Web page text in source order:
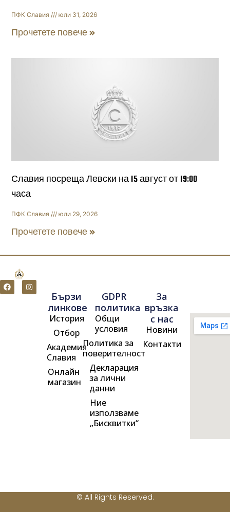
ПФК Славия юли 31, 2026
Прочетете повече »
Славия посреща Левски на 15 август от 19:00
часа
ПФК Славия юли 29, 2026
Прочетете повече »
F
a
c
I
n
s
Бързи
линкове
История
Отбор
Академия
Славия
Онлайн
магазин
GDPR
политика
Общи
условия
Политика за
поверителност
Декларация
за лични
данни
Ние
използваме
„Бисквитки“
За
връзка
с нас
Новини
Контакти
© All Rights Reserved.